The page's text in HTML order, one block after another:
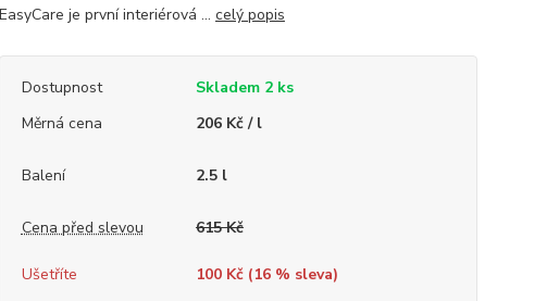
EasyCare je první interiérová ... celý popis
Dostupnost
Skladem 2 ks
Měrná cena
206 Kč / l
Balení 2.5 l
Cena před slevou 615 Kč
Ušetříte 100 Kč (16% sleva)